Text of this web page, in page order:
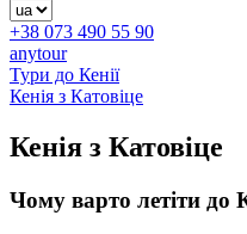
+38 073 490 55 90
anytour
Тури до Кенії
Кенія з Катовіце
Кенія з Катовіце
Чому варто летіти до